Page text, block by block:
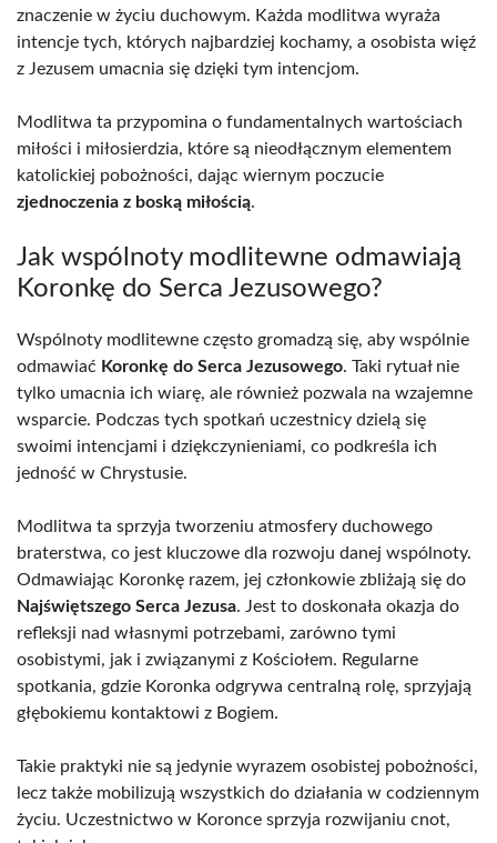
znaczenie w życiu duchowym. Każda modlitwa wyraża
intencje tych, których najbardziej kochamy, a osobista więź
z Jezusem umacnia się dzięki tym intencjom.
Modlitwa ta przypomina o fundamentalnych wartościach
miłości i miłosierdzia, które są nieodłącznym elementem
katolickiej pobożności, dając wiernym poczucie
zjednoczenia z boską miłością.
Jak wspólnoty modlitewne odmawiają
Koronkę do Serca Jezusowego?
Wspólnoty modlitewne często gromadzą się, aby wspólnie
odmawiać Koronkę do Serca Jezusowego. Taki rytuał nie
tylko umacnia ich wiarę, ale również pozwala na wzajemne
wsparcie. Podczas tych spotkań uczestnicy dzielą się
swoimi intencjami i dziękczynieniami, co podkreśla ich
jedność w Chrystusie.
Modlitwa ta sprzyja tworzeniu atmosfery duchowego
braterstwa, co jest kluczowe dla rozwoju danej wspólnoty.
Odmawiając Koronkę razem, jej członkowie zbliżają się do
Najświętszego Serca Jezusa. Jest to doskonała okazja do
refleksji nad własnymi potrzebami, zarówno tymi
osobistymi, jak i związanymi z Kościołem. Regularne
spotkania, gdzie Koronka odgrywa centralną rolę, sprzyjają
głębokiemu kontaktowi z Bogiem.
Takie praktyki nie są jedynie wyrazem osobistej pobożności,
lecz także mobilizują wszystkich do działania w codziennym
życiu. Uczestnictwo w Koronce sprzyja rozwijaniu cnot,